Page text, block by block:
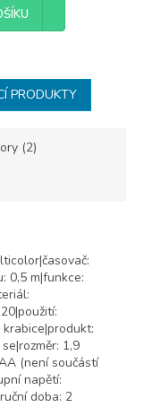
PRODUKTY
(2)
0,5 m|funkce:
1,9
(není součástí
napětí:
doba: 2